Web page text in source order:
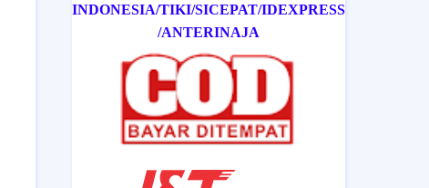
INDONESIA/TIKI/SICEPAT/IDEXPRESS
/ANTERINAJA